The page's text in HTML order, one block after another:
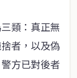
類：真正無
者，以及偽
方已對後者